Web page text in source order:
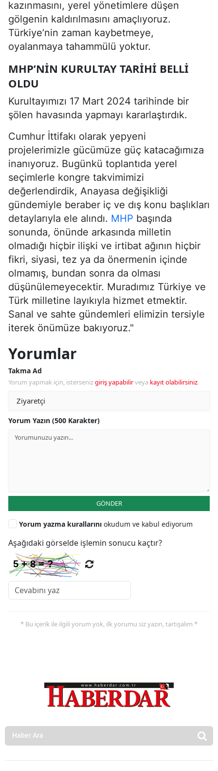
kazınmasını, yerel yönetimlere düşen
gölgenin kaldırılmasını amaçlıyoruz.
Türkiye’nin zaman kaybetmeye,
oyalanmaya tahammülü yoktur.
MHP’NİN KURULTAY TARİHİ BELLİ
OLDU
Kurultayımızı 17 Mart 2024 tarihinde bir
şölen havasında yapmayı kararlaştırdık.
Cumhur İttifakı olarak yepyeni
projelerimizle gücümüze güç katacağımıza
inanıyoruz. Bugünkü toplantıda yerel
seçimlerle kongre takvimimizi
değerlendirdik, Anayasa değişikliği
gündemiyle beraber iç ve dış konu başlıkları
detaylarıyla ele alındı. MHP başında
sonunda, önünde arkasında milletin
olmadığı hiçbir ilişki ve irtibat ağının hiçbir
fikri, siyasi, tez ya da önermenin içinde
olmamış, bundan sonra da olması
düşünülemeyecektir. Muradımız Türkiye ve
Türk milletine layıkıyla hizmet etmektir.
Sanal ve sahte gündemleri elimizin tersiyle
iterek önümüze bakıyoruz."
Yorumlar
Takma Ad
Yorum yapmak için, istersenizgiriş yapabilirveya kayıt olabilirsiniz.
Yorum Yazın (500 Karakter)
GÖNDER
Yorum yazma kurallarını okudum ve kabul ediyorum
Aşağıdaki görselde işlemin sonucu kaçtır?
* Bu içerik ile ilgili yorum yok, ilk yorumu siz yazın, tartışalım *